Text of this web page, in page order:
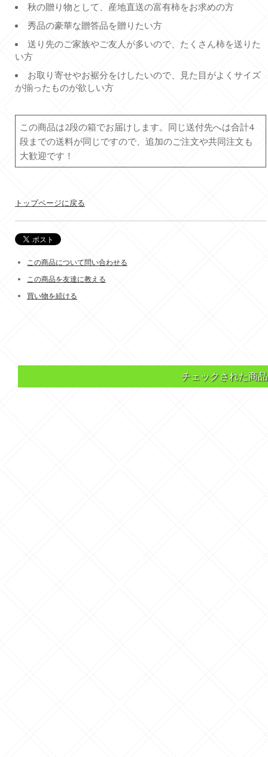
秋の贈り物として、産地直送の富有柿をお求めの方
秀品の豪華な贈答品を贈りたい方
送り先のご家族やご友人が多いので、たくさん柿を送りた
い方
お取り寄せやお裾分をけしたいので、見た目がよくサイズ
が揃ったものが欲しい方
この商品は2段の箱でお届けします。同じ送付先へは合計4
段までの送料が同じですので、追加のご注文や共同注文も
大歓迎です！
トップページに戻る
この商品について問い合わせる
この商品を友達に教える
買い物を続ける
チェックされた商品